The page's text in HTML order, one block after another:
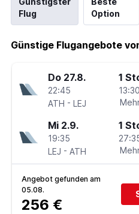
Flug
Option
Günstige Flugangebote
Do 27.8.
22:45
ATH - LEJ
1
Mi 2.9.
19:35
LEJ - ATH
1
Angebot gefunden am
05.08.
256 €